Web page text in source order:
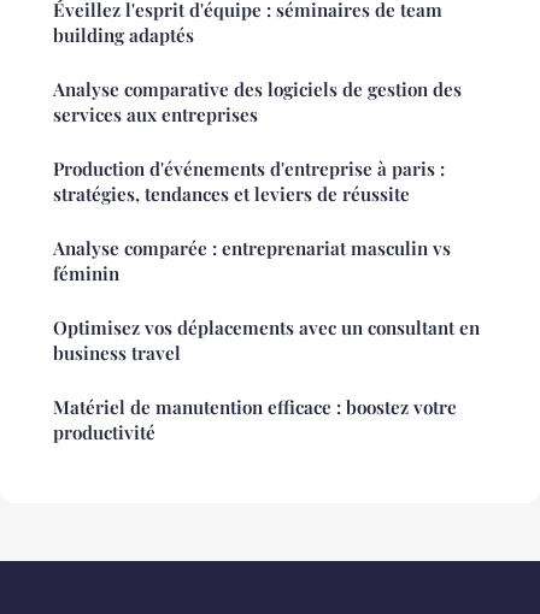
Éveillez l'esprit d'équipe : séminaires de team
building adaptés
Analyse comparative des logiciels de gestion des
services aux entreprises
Production d'événements d'entreprise à paris :
stratégies, tendances et leviers de réussite
Analyse comparée : entreprenariat masculin vs
féminin
Optimisez vos déplacements avec un consultant en
business travel
Matériel de manutention efficace : boostez votre
productivité